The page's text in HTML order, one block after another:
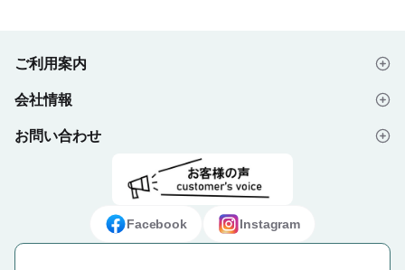
のりは塗った部分に色が付き、一定時
間が経過すると色が消えます。
ペンケースにもスッポリ！持ち運びや
※プリントカッターはコピー用紙やプ
リント1枚専用です
（封筒やフィルムなどは切らないでく
合わせフォームよりお問い合わせくだ
※段ボールや布などは切らないでくだ
お気に入りの色をえらべる！４色のカ
※プリントカッターはコピー用紙やプ
リント1枚専用です
ださい）
【名入れをご希望のお客様は、お問い
ご利用案内
はじめての方へ
ご注文の流れ
デザイン入稿データについて
ギフト・ノベルティ納入事例
会社情報
会社概要
プライバシーポリシー
特定商取引法に基づく表示
お問い合わせ
お問い合わせフォームFacebook Instagram